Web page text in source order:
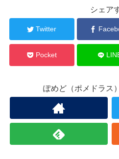
シェア
Twitter
Pocket
ぽめど（ポメドラス